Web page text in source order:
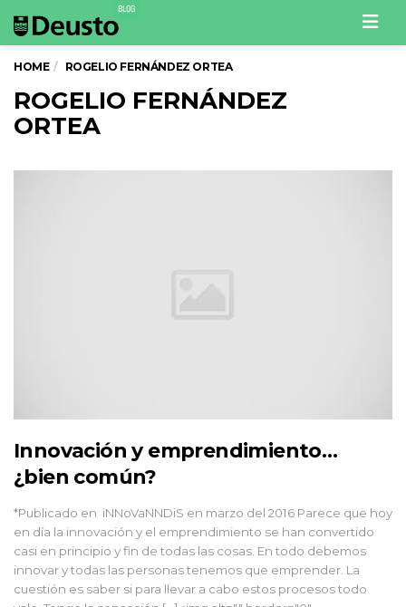
HOME ROGELIO FERNÁNDEZ ORTEA
ROGELIO FERNÁNDEZ
ORTEA
Innovación y emprendimiento…
¿bien común?
*Publicado en iNNoVaNNDiS en marzo del 2016 Parece que hoy
en día la innovación y el emprendimiento se han convertido
casi en principio y fin de todas las cosas. En todo debemos
innovar y todas las personas tenemos que emprender. La
cuestión es saber si para llevar a cabo estos procesos todo